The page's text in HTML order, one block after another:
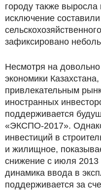
городу также
исключение
зафиксировано
Несмотря на
экономики
привлекательным
иностранных
поддерживается
«ЭКСПО-2017».
инвестиций в
и жилищное,
снижение с июля
динамика ввода в
поддерживается за